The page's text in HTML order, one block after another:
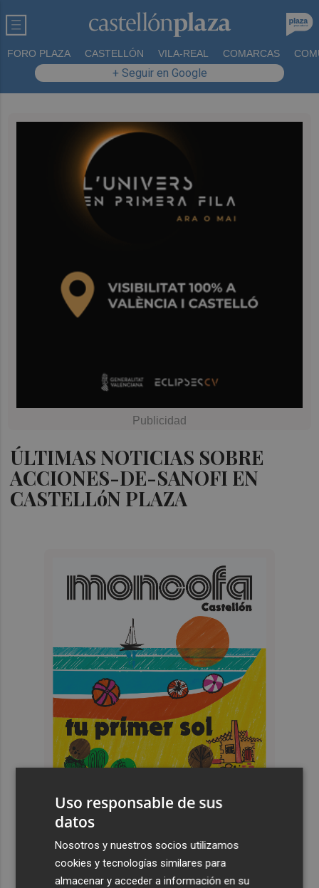
FORO PLAZA CASTELLÓN VILA-REAL COMARCAS
+ Seguir en Google
ÚLTIMAS NOTICIAS SOBRE
ACCIONES-DE-SANOFI EN
CASTELLóN PLAZA
Últimas Noticias
Uso responsable de sus
datos
Nosotros y nuestros socios utilizamos
cookies y tecnologías similares para
almacenar y acceder a información en su